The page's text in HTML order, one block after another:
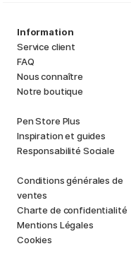
Information
Service client
FAQ
Nous connaître
Notre boutique
Pen Store Plus
Inspiration et guides
Responsabilité Sociale
Conditions générales de
ventes
Charte de confidentialité
Mentions Légales
Cookies